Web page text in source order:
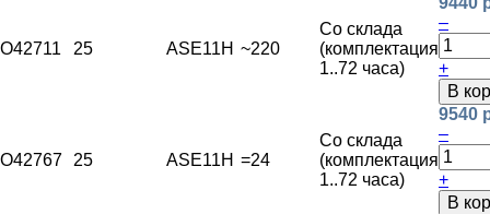
O42711 25 ASE11H ~220
Со склада
(комплектация
1..72 часа)
–
+
В
O42767 25 ASE11H =24
Со склада
(комплектация
1..72 часа)
9540
–
+
В